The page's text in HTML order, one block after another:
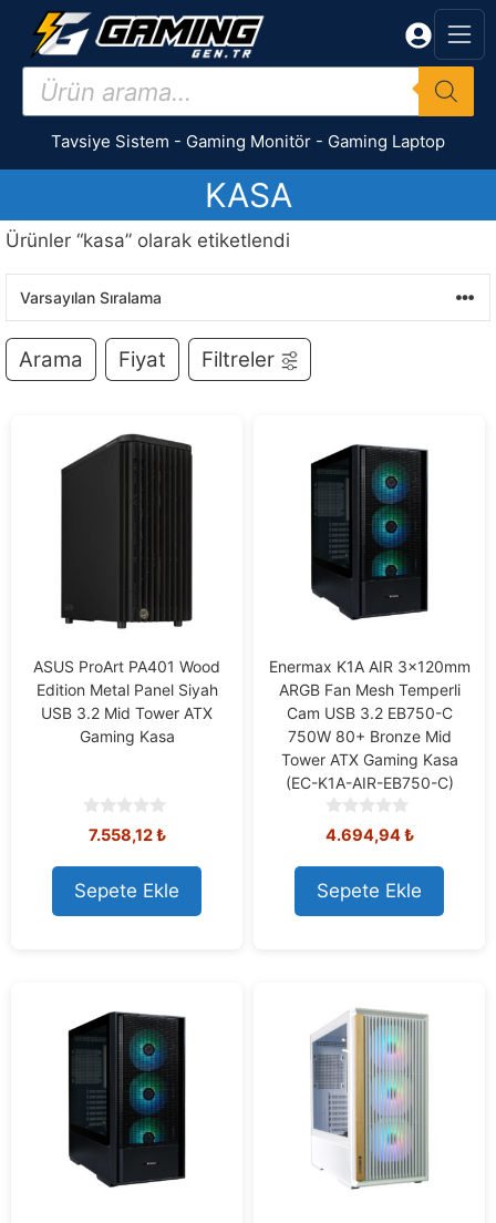
İçeriğe
Products
search
Tavsiye Sistem - Gaming Monitör - Gaming Laptop
KASA
Ürünler “kasa” olarak etiketlendi
Arama Fiyat Filtreler
ASUS ProArt PA401 Wood
Edition Metal Panel Siyah
USB 3.2 Mid Tower ATX
Gaming Kasa
0
o
u
t
o
f
7.558,12₺
Sepete Ekle
Enermax K1A AIR 3x120mm
ARGB Fan Mesh Temperli
Cam USB 3.2 EB750-C
750W 80+ Bronze Mid
Tower ATX Gaming Kasa
(EC-K1A-AIR-EB750-C)
0
o
u
t
o
f
4.694,94₺
Sepete Ekle